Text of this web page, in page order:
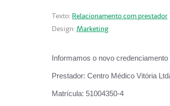
Texto: Relacionamento com prestador
Design: Marketing
Informamos o novo
Prestador: Centro Médico Vitória
Matrícula: 51004350-4